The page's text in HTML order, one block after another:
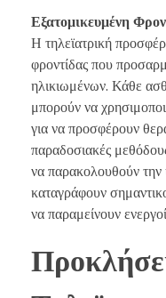
Εξατομικευμένη
Η τηλεϊατρική
φροντίδας που
ηλικιωμένων. Κάθε
μπορούν να
για να προσφέρουν
παραδοσιακές
να παρακολουθούν
καταγράφουν
να παραμείνουν ενεργοί